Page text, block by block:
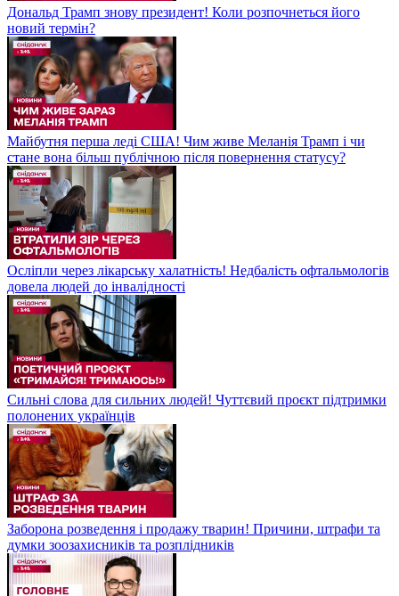
Дональд Трамп знову президент! Коли розпочнеться його
новий термін?
Майбутня перша леді США! Чим живе Меланія Трамп і чи
стане вона більш публічною після повернення статусу?
Осліпли через лікарську халатність! Недбалість офтальмологів
довела людей до інвалідності
Сильні слова для сильних людей! Чуттєвий проєкт підтримки
полонених українців
Заборона розведення і продажу тварин! Причини, штрафи та
думки зоозахисників та розплідників